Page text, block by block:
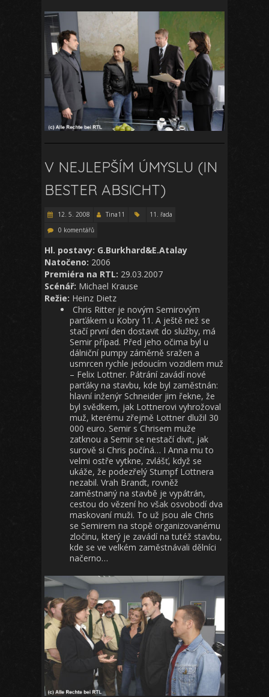
V NEJLEPŠÍM ÚMYSLU (IN
BESTER ABSICHT)
12. 5. 2008 Tina11
11. řada
0 komentářů
Hl. postavy: G.Burkhard&E.Atalay
Natočeno: 2006
Premiéra na RTL: 29.03.2007
Scénář: Michael Krause
Režie: Heinz Dietz
Chris Ritter je novým Semirovým
parťákem u Kobry 11. A ještě než se
stačí první den dostavit do služby, má
Semir případ. Před jeho očima byl u
dálniční pumpy záměrně sražen a
usmrcen rychle jedoucím vozidlem muž
– Felix Lottner. Pátrání zavádí nové
parťáky na stavbu, kde byl zaměstnán:
hlavní inženýr Schneider jim řekne, že
byl svědkem, jak Lottnerovi vyhrožoval
muž, kterému zřejmě Lottner dlužil 30
000 euro. Semir s Chrisem muže
zatknou a Semir se nestačí divit, jak
surově si Chris počíná… I Anna mu to
velmi ostře vytkne, zvlášť, když se
ukáže, že podezřelý Stumpf Lottnera
nezabil. Vrah Brandt, rovněž
zaměstnaný na stavbě je vypátrán,
cestou do vězení ho však osvobodí dva
maskovaní muži. To už jsou ale Chris
se Semirem na stopě organizovanému
zločinu, který je zavádí na tutéž stavbu,
kde se ve velkém zaměstnávali dělníci
načerno…